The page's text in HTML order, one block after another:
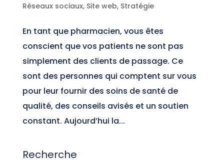
Réseaux sociaux, Site web, Stratégie
En tant que pharmacien, vous êtes
conscient que vos patients ne sont pas
simplement des clients de passage. Ce
sont des personnes qui comptent sur vous
pour leur fournir des soins de santé de
qualité, des conseils avisés et un soutien
constant. Aujourd’hui la...
Recherche